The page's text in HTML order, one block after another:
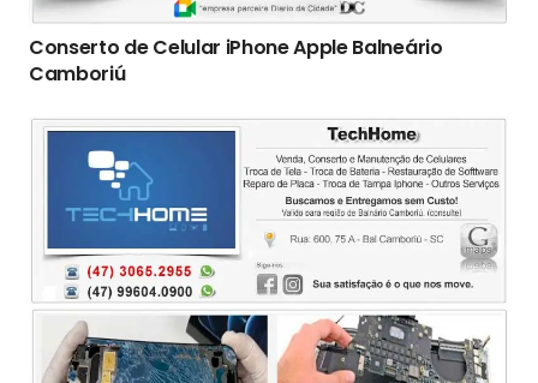
Conserto de Celular iPhone Apple Balneário
Camboriú